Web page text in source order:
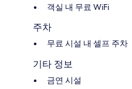
객실 내 무료 WiFi
주차
무료 시설 내 셀프 주차
기타 정보
금연 시설